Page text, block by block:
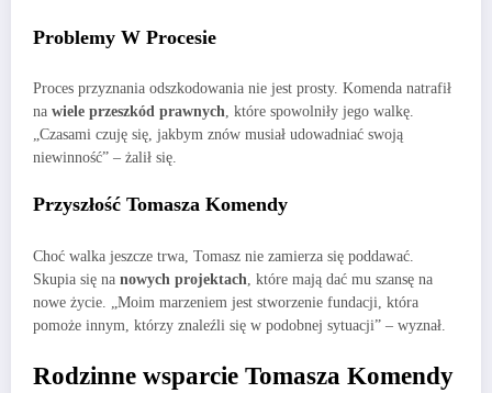
Problemy W Procesie
Proces przyznania odszkodowania nie jest prosty. Komenda natrafił
na wiele przeszkód prawnych, które spowolniły jego walkę.
„Czasami czuję się, jakbym znów musiał udowadniać swoją
niewinność” – żalił się.
Przyszłość Tomasza Komendy
Choć walka jeszcze trwa, Tomasz nie zamierza się poddawać.
Skupia się na nowych projektach , które mają dać mu szansę na
nowe życie. „Moim marzeniem jest stworzenie fundacji, która
pomoże innym, którzy znaleźli się w podobnej sytuacji” – wyznał.
Rodzinne wsparcie Tomasza Komendy